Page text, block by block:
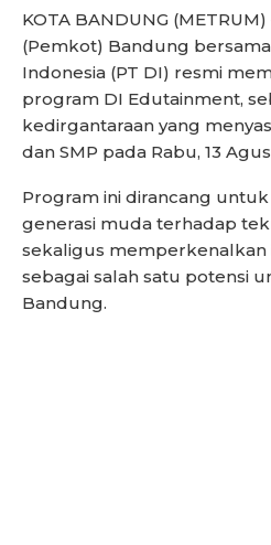
KOTA BANDUNG
(Pemkot) Bandung
Indonesia (PT DI) resmi
program DI Edutainment,
kedirgantaraan yang
dan SMP pada Rabu, 13
Program ini dirancang
generasi muda terhadap
sekaligus
sebagai salah satu potensi
Bandung.